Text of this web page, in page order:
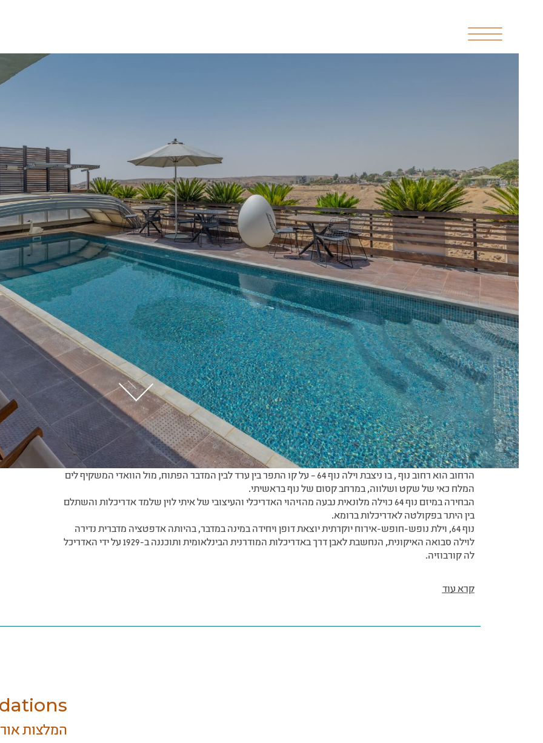
Luxury
Desert Villa
"כל בוקר, קצת לפני או קצת אחרי הזריחה , אני רגיל לצאת לבדוק מה חדש במדבר. המדבר מתחיל כאן בערד
בקצה הרחוב שלנו…"
סיפור על אהבה וחושך, עמוס עוז.
הרחוב הוא רחוב נוף , בו ניצבת וילה נוף 64 – על קו התפר בין ערד לבין המדבר הפתוח, מול הוואדי המשקיף לים
המלח כאי של שקט ושלווה, במרחב קסום של נוף בראשיתי.
הבחירה במיזם נוף 64 כוילה מלונאית נבעה מהזיהוי האדריכלי והעיצובי של איתי לוין שלמד אדריכלות והשתלם
בין היתר בפקולטה לאדריכלות ברומא.
נוף 64, וילת נופש-חופש-אירוח יוקרתית יוצאת דופן ויחידה במינה במדבר, בהיותה אדפטציה מדברית נדירה
לוילה סבואה האיקונית, הנחשבת לאבן דרך באדריכלות המודרנית הבינלאומית ותוכננה ב-1929 על ידי האדריכל
לה קורבוזיה.
קרא עוד
המלצות